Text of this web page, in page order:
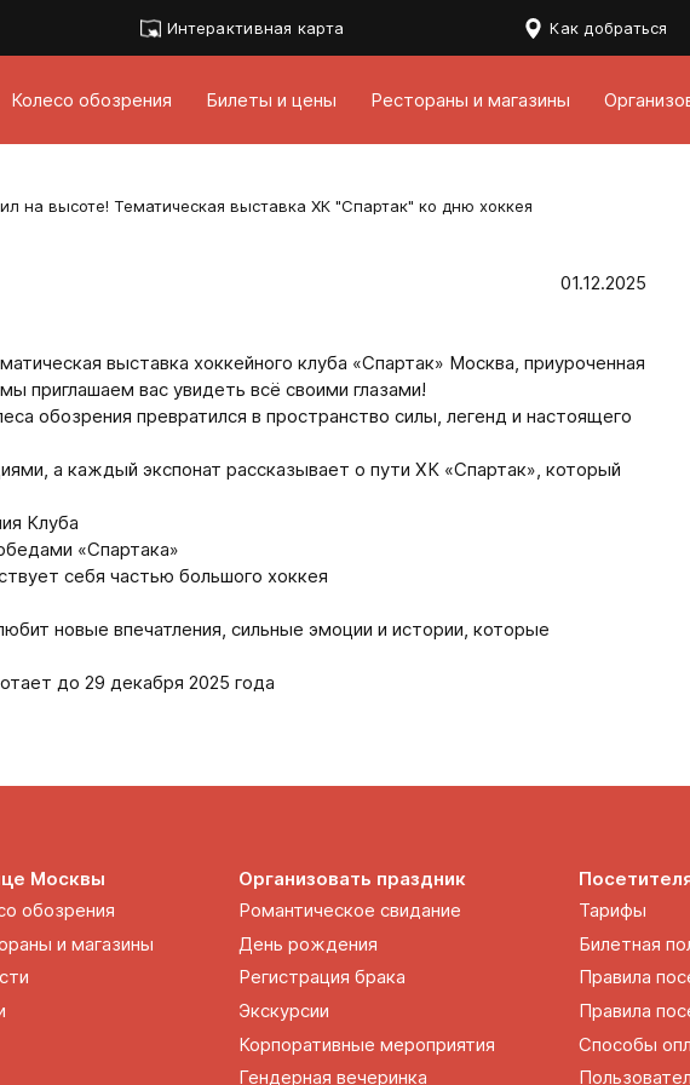
Интерактивная карта Как добраться
Колесо обозрения Билеты и цены Рестораны и магазины
на высоте! Тематическая выставка ХК "Спартак" ко дню хоккея
01.12.2025
выставка хоккейного клуба «Спартак» Москва, приуроченная
приглашаем вас увидеть всё своими глазами!
обозрения превратился в пространство силы, легенд и настоящего
а каждый экспонат рассказывает о пути ХК «Спартак», который
Клуба
«Спартака»
себя частью большого хоккея
новые впечатления, сильные эмоции и истории, которые
до 29 декабря 2025 года
Москвы
обозрения
и магазины
Организовать праздник
Романтическое свидание
День рождения
Регистрация брака
Экскурсии
Корпоративные мероприятия
Гендерная вечеринка
Тарифы
Билетная
Правила
Правила
Способы